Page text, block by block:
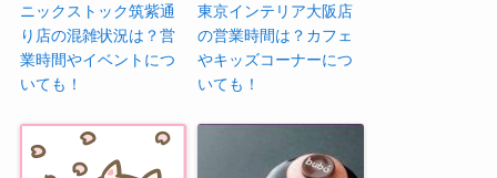
ニックストック筑紫通
り店の混雑状況は？営
業時間やイベントにつ
いても！
東京インテリア大阪店
の営業時間は？カフェ
やキッズコーナーにつ
いても！